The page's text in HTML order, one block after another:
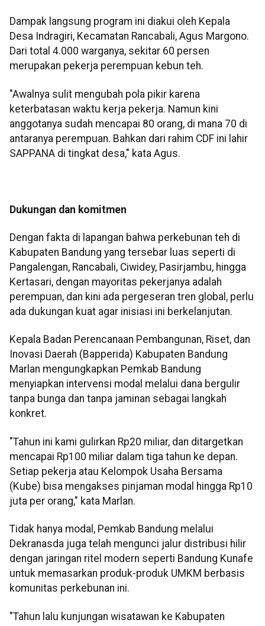
Dampak langsung program ini diakui oleh Kepala
Desa Indragiri, Kecamatan Rancabali, Agus Margono.
Dari total 4.000 warganya, sekitar 60 persen
merupakan pekerja perempuan kebun teh.
"Awalnya sulit mengubah pola pikir karena
keterbatasan waktu kerja pekerja. Namun kini
anggotanya sudah mencapai 80 orang, di mana 70 di
antaranya perempuan. Bahkan dari rahim CDF ini lahir
SAPPANA di tingkat desa," kata Agus.
Dukungan dan komitmen
Dengan fakta di lapangan bahwa perkebunan teh di
Kabupaten Bandung yang tersebar luas seperti di
Pangalengan, Rancabali, Ciwidey, Pasirjambu, hingga
Kertasari, dengan mayoritas pekerjanya adalah
perempuan, dan kini ada pergeseran tren global, perlu
ada dukungan kuat agar inisiasi ini berkelanjutan.
Kepala Badan Perencanaan Pembangunan, Riset, dan
Inovasi Daerah (Bapperida) Kabupaten Bandung
Marlan mengungkapkan Pemkab Bandung
menyiapkan intervensi modal melalui dana bergulir
tanpa bunga dan tanpa jaminan sebagai langkah
konkret.
"Tahun ini kami gulirkan Rp20 miliar, dan ditargetkan
mencapai Rp100 miliar dalam tiga tahun ke depan.
Setiap pekerja atau Kelompok Usaha Bersama
(Kube) bisa mengakses pinjaman modal hingga Rp10
juta per orang," kata Marlan.
Tidak hanya modal, Pemkab Bandung melalui
Dekranasda juga telah mengunci jalur distribusi hilir
dengan jaringan ritel modern seperti Bandung Kunafe
untuk memasarkan produk-produk UMKM berbasis
komunitas perkebunan ini.
"Tahun lalu kunjungan wisatawan ke Kabupaten